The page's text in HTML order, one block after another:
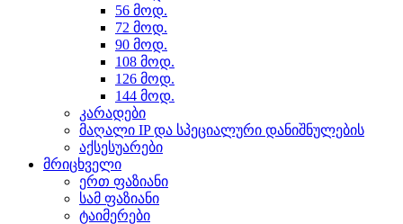
56 მოდ.
72 მოდ.
90 მოდ.
108 მოდ.
126 მოდ.
144 მოდ.
კარადები
მაღალი IP და სპეციალური დანიშნულების
აქსესუარები
მრიცხველი
ერთ ფაზიანი
სამ ფაზიანი
ტაიმერები